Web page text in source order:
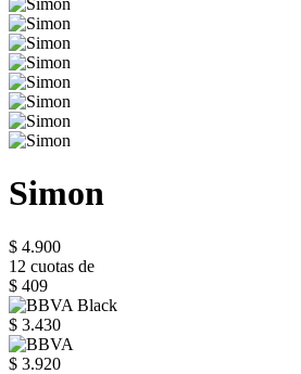
Simon
$ 4.900
12 cuotas de
$ 409
$ 3.430
$ 3.920